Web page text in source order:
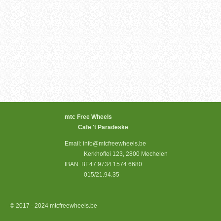
mtc Free Wheels
Cafe 't Paradeske
Email: info@mtcfreewheels.be
Kerkhoflei 123, 2800 Mechelen
IBAN: BE47 9734 1574 6680
015/21.94.35
© 2017 - 2024 mtcfreewheels.be